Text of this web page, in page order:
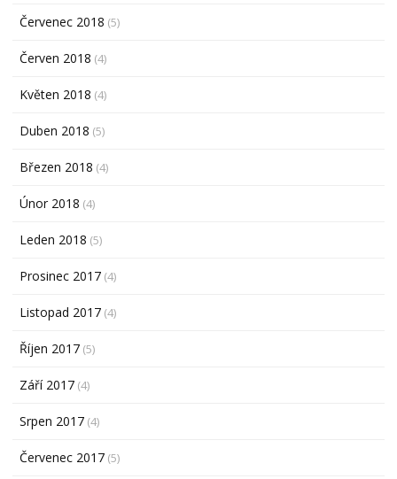
Červenec 2018 (5)
Červen 2018 (4)
Květen 2018 (4)
Duben 2018 (5)
Březen 2018 (4)
Únor 2018 (4)
Leden 2018 (5)
Prosinec 2017 (4)
Listopad 2017 (4)
Říjen 2017 (5)
Září 2017 (4)
Srpen 2017 (4)
Červenec 2017 (5)